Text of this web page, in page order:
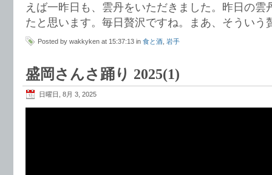
えば一昨日も、雲丹をいただきました。昨日の雲
たと思います。毎日贅沢ですね。まあ、そういう
Posted by wakkyken at 15:37:13 in 食と酒 岩手
盛岡さんさ踊り 2025(1)
日曜日, 8月 3, 2025